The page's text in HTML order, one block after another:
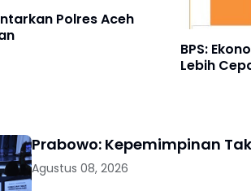
Polres Aceh
BPS:
Lebih
Prabowo: Kepemimpinan
Agustus 08, 2026